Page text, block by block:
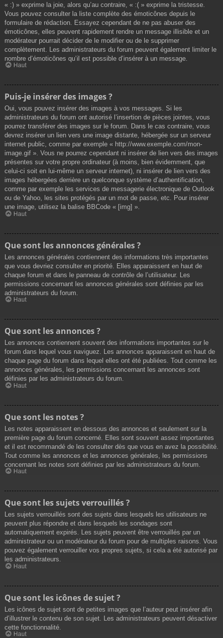
« :) » exprime la joie, alors qu’au contraire, « :( » exprime la tristesse.
Vous pouvez consulter la liste complète des émoticônes depuis le
formulaire de rédaction. Essayez cependant de ne pas abuser des
émoticônes, elles peuvent rapidement rendre un message illisible et un
modérateur pourrait décider de le modifier ou de le supprimer
complètement. Les administrateurs du forum peuvent également limiter le
nombre d’émoticônes qu’il est possible d’insérer à un message.
Haut
Puis-je insérer des images ?
Oui, vous pouvez insérer des images à vos messages. Si les
administrateurs du forum ont autorisé l’insertion de pièces jointes, vous
pourrez transférer des images sur le forum. Dans le cas contraire, vous
devrez insérer un lien vers une image distante, hébergée sur un serveur
internet public, comme par exemple « http://www.exemple.com/mon-
image.gif ». Vous ne pourrez cependant ni insérer de lien vers des images
présentes sur votre propre ordinateur (à moins, bien évidemment, que
celui-ci soit en lui-même un serveur internet), ni insérer de lien vers des
images hébergées derrière un quelconque système d’authentification,
comme par exemple les services de messagerie électronique de Outlook
ou de Yahoo, les sites protégés par un mot de passe, etc. Pour insérer
une image, utilisez la balise BBCode « [img] ».
Haut
Que sont les annonces générales ?
Les annonces générales contiennent des informations très importantes
que vous devriez consulter en priorité. Elles apparaissent en haut de
chaque forum et dans le panneau de contrôle de l’utilisateur. Les
permissions concernant les annonces générales sont définies par les
administrateurs du forum.
Haut
Que sont les annonces ?
Les annonces contiennent souvent des informations importantes sur le
forum dans lequel vous naviguez. Les annonces apparaissent en haut de
chaque page du forum dans lequel elles ont été publiées. Tout comme les
annonces générales, les permissions concernant les annonces sont
définies par les administrateurs du forum.
Haut
Que sont les notes ?
Les notes apparaissent en dessous des annonces et seulement sur la
première page du forum concerné. Elles sont souvent assez importantes
et il est recommandé de les consulter dès que vous en avez la possibilité.
Tout comme les annonces et les annonces générales, les permissions
concernant les notes sont définies par les administrateurs du forum.
Haut
Que sont les sujets verrouillés ?
Les sujets verrouillés sont des sujets dans lesquels les utilisateurs ne
peuvent plus répondre et dans lesquels les sondages sont
automatiquement expirés. Les sujets peuvent être verrouillés par un
administrateur ou un modérateur du forum pour de multiples raisons. Vous
pouvez également verrouiller vos propres sujets, si cela a été autorisé par
les administrateurs.
Haut
Que sont les icônes de sujet ?
Les icônes de sujet sont de petites images que l’auteur peut insérer afin
d’illustrer le contenu de son sujet. Les administrateurs peuvent désactiver
cette fonctionnalité.
Haut